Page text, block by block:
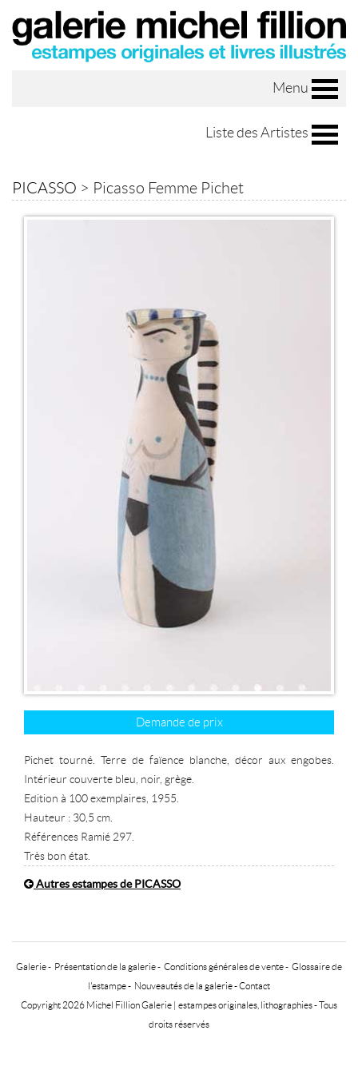
Menu
Liste des Artistes
PICASSO > Picasso Femme Pichet
Demande de prix
Pichet tourné. Terre de faïence blanche, décor aux engobes.
Intérieur couverte bleu, noir, grège.
Edition à 100 exemplaires, 1955.
Hauteur : 30,5 cm.
Références Ramié 297.
Très bon état.
Autres estampes de PICASSO
Galerie- Présentation de la galerie- Conditions générales de vente- Glossaire de
l'estampe- Nouveautés de la galerie-Contact
Copyright 2026 Michel Fillion Galerie | estampes originales, lithographies- Tous
droits réservés